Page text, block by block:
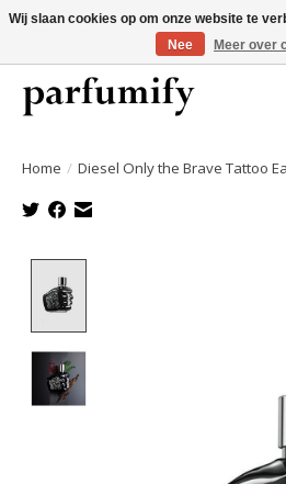
750+ Geuren | Gratis verzending |
Home / Diesel Only the Brave Tattoo
Wij slaan cookies op om onze website te
Nee
Meer over